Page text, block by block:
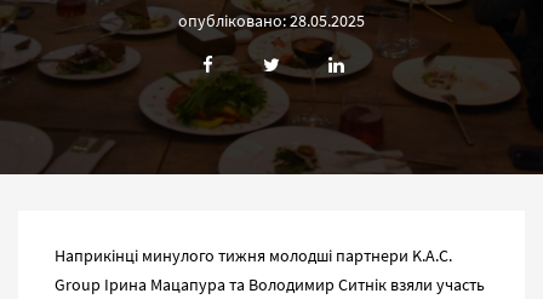
опубліковано: 28.05.2025
Наприкінці минулого тижня молодші партнери K.A.C.
Group Ірина Мацапура та Володимир Ситнік взяли участь